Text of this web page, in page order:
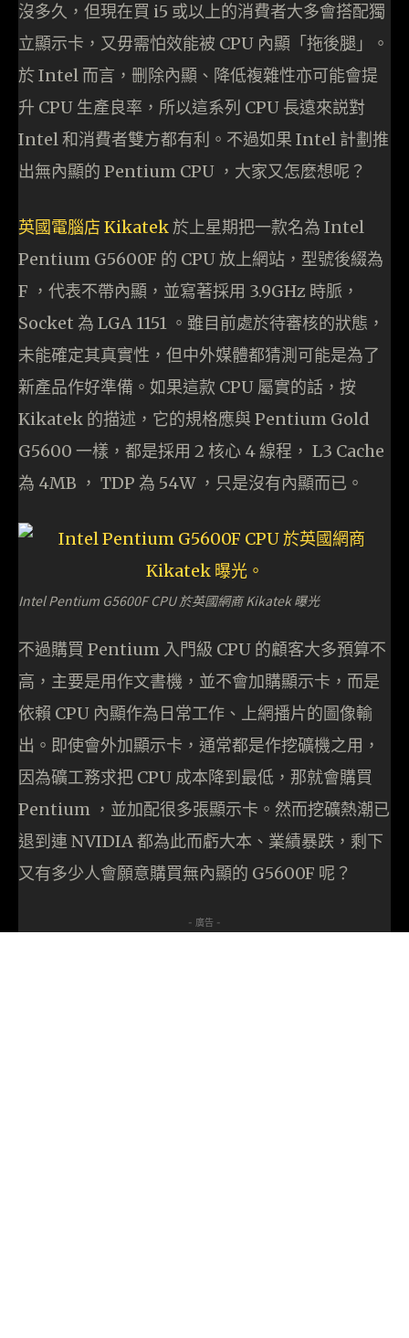
沒多久，但現在買 i5 或以上的消費者大多會搭配獨
立顯示卡，又毋需怕效能被 CPU 內顯「拖後腿」。
於 Intel 而言，删除內顯、降低複雜性亦可能會提
升 CPU 生產良率，所以這系列 CPU 長遠來説對
Intel 和消費者雙方都有利。不過如果 Intel 計劃推
出無內顯的 Pentium CPU ，大家又怎麼想呢？
英國電腦店 Kikatek於上星期把一款名為 Intel
Pentium G5600F 的 CPU 放上網站，型號後綴為
F ，代表不帶內顯，並寫著採用 3.9GHz 時脈，
Socket 為 LGA 1151 。雖目前處於待審核的狀態，
未能確定其真實性，但中外媒體都猜測可能是為了
新產品作好準備。如果這款 CPU 屬實的話，按
Kikatek 的描述，它的規格應與 Pentium Gold
G5600 一樣，都是採用 2 核心 4 線程， L3 Cache
為 4MB ， TDP 為 54W ，只是沒有內顯而已。
Intel Pentium G5600F CPU 於英國網商 Kikatek 曝光
不過購買 Pentium 入門級 CPU 的顧客大多預算不
高，主要是用作文書機，並不會加購顯示卡，而是
依賴 CPU 內顯作為日常工作、上網播片的圖像輸
出。即使會外加顯示卡，通常都是作挖礦機之用，
因為礦工務求把 CPU 成本降到最低，那就會購買
Pentium ，並加配很多張顯示卡。然而挖礦熱潮已
退到連 NVIDIA 都為此而虧大本、業績暴跌，剩下
又有多少人會願意購買無內顯的 G5600F 呢？
- 廣告 -